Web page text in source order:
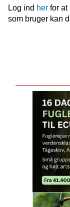
Log ind herfor at
som bruger kan